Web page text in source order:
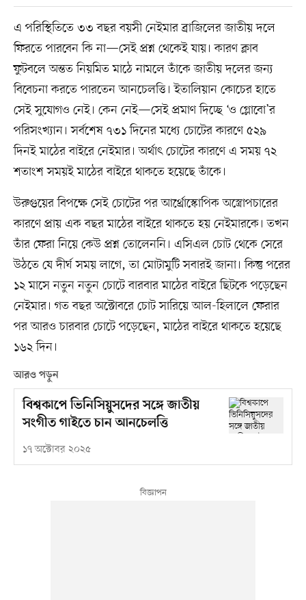
এ পরিস্থিতিতে ৩৩ বছর বয়সী নেইমার ব্রাজিলের জাতীয় দলে
ফিরতে পারবেন কি না—সেই প্রশ্ন থেকেই যায়। কারণ ক্লাব
ফুটবলে অন্তত নিয়মিত মাঠে নামলে তাঁকে জাতীয় দলের জন্য
বিবেচনা করতে পারতেন আনচেলত্তি। ইতালিয়ান কোচের হাতে
সেই সুযোগও নেই। কেন নেই—সেই প্রমাণ দিচ্ছে ‘ও গ্লোবো’র
পরিসংখ্যান। সর্বশেষ ৭৩১ দিনের মধ্যে চোটের কারণে ৫২৯
দিনই মাঠের বাইরে নেইমার। অর্থাৎ চোটের কারণে এ সময় ৭২
শতাংশ সময়ই মাঠের বাইরে থাকতে হয়েছে তাঁকে।
উরুগুয়ের বিপক্ষে সেই চোটের পর আর্থ্রোস্কোপিক অস্ত্রোপচারের
কারণে প্রায় এক বছর মাঠের বাইরে থাকতে হয় নেইমারকে। তখন
তাঁর ফেরা নিয়ে কেউ প্রশ্ন তোলেননি। এসিএল চোট থেকে সেরে
উঠতে যে দীর্ঘ সময় লাগে, তা মোটামুটি সবারই জানা। কিন্তু পরের
১২ মাসে নতুন নতুন চোটে বারবার মাঠের বাইরে ছিটকে পড়েছেন
নেইমার। গত বছর অক্টোবরে চোট সারিয়ে আল-হিলালে ফেরার
পর আরও চারবার চোটে পড়েছেন, মাঠের বাইরে থাকতে হয়েছে
১৬২ দিন।
আরও পড়ুন
বিশ্বকাপে ভিনিসিয়ুসদের সঙ্গে জাতীয়
সংগীত গাইতে চান আনচেলত্তি
১৭ অক্টোবর ২০২৫